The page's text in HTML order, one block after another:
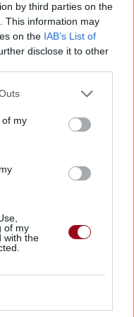
by third parties on the
This information may
on the IAB’s List of
disclose it to other
of my
of my
with the
vidéo
Vidéos